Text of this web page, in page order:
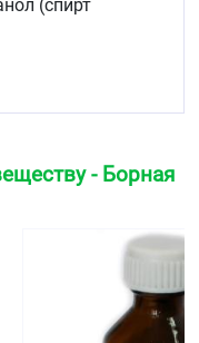
(спирт
с характерным
- Борная